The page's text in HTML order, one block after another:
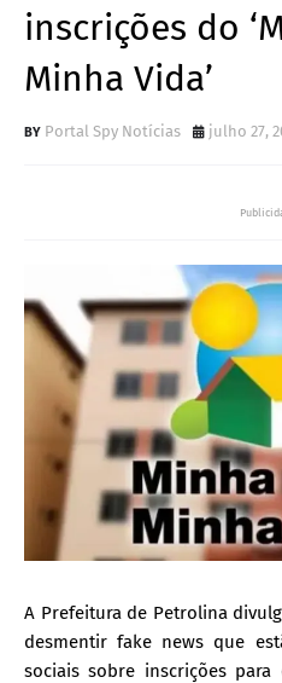
inscrições do
Minha Vida’
Portal Spy Notícias julho 27,
A Prefeitura de Petrolina
desmentir fake news que
sociais sobre inscrições para